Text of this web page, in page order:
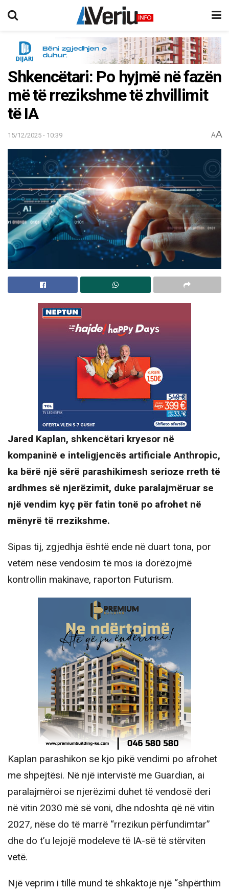
Shkencëtari: Po hyjmë në fazën
më të rrezikshme të zhvillimit
të IA
15/12/2025 - 10:39 AA
Jared Kaplan, shkencëtari kryesor në
kompaninë e inteligjencës artificiale Anthropic,
ka bërë një sërë parashikimesh serioze rreth të
ardhmes së njerëzimit, duke paralajmëruar se
një vendim kyç për fatin tonë po afrohet në
mënyrë të rrezikshme.
Sipas tij, zgjedhja është ende në duart tona, por
vetëm nëse vendosim të mos ia dorëzojmë
kontrollin makinave, raporton Futurism.
Kaplan parashikon se kjo pikë vendimi po afrohet
me shpejtësi. Në një intervistë me Guardian, ai
paralajmëroi se njerëzimi duhet të vendosë deri
në vitin 2030 më së voni, dhe ndoshta që në vitin
2027, nëse do të marrë “rrezikun përfundimtar”
dhe do t’u lejojë modeleve të IA-së të stërviten
vetë.
Një veprim i tillë mund të shkaktojë një “shpërthim